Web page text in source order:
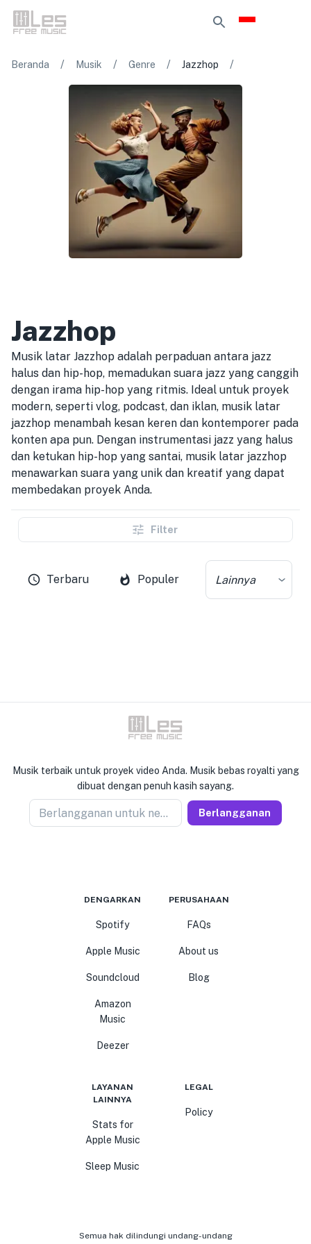
Beranda / Musik / Genre / Jazzhop /
Jazzhop
Musik latar Jazzhop adalah perpaduan antara jazz
halus dan hip-hop, memadukan suara jazz yang canggih
dengan irama hip-hop yang ritmis. Ideal untuk proyek
modern, seperti vlog, podcast, dan iklan, musik latar
jazzhop menambah kesan keren dan kontemporer pada
konten apa pun. Dengan instrumentasi jazz yang halus
dan ketukan hip-hop yang santai, musik latar jazzhop
menawarkan suara yang unik dan kreatif yang dapat
membedakan proyek Anda.
Filter
Terbaru Populer Lainnya
Musik terbaik untuk proyek video Anda. Musik bebas royalti yang
dibuat dengan penuh kasih sayang.
Berlangganan untuk newseller Berlangganan
DENGARKAN
Spotify
Apple Music
Soundcloud
Amazon
Music
Deezer
PERUSAHAAN
FAQs
About us
Blog
LAYANAN
LAINNYA
Stats for
Apple Music
Sleep Music
LEGAL
Policy
Semua hak dilindungi undang-undang